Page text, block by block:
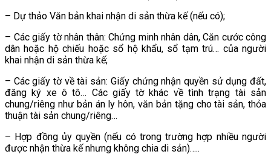
– Dự thảo Văn bản khai nhận di sản thừa kế (nếu có);
– Các giấy tờ nhân thân: Chứng minh nhân dân, Căn cước công
dân hoặc hộ chiếu hoặc sổ hộ khẩu, sổ tạm trú… của người
khai nhận di sản thừa kế;
– Các giấy tờ về tài sản: Giấy chứng nhận quyền sử dụng đất,
đăng ký xe ô tô… Các giấy tờ khác về tình trạng tài sản
chung/riêng như bản án ly hôn, văn bản tặng cho tài sản, thỏa
thuận tài sản chung/riêng…
– Hợp đồng ủy quyền (nếu có trong trường hợp nhiều người
được nhận thừa kế nhưng không chia di sản)…..